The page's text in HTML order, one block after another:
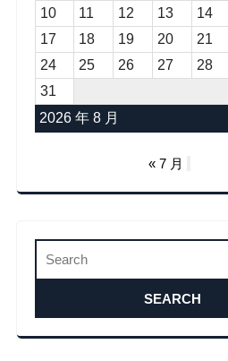
2026 年 8 月
10
11 12 13 14
17
18 19 20 21
24
25 26 27 28
31
« 7 月